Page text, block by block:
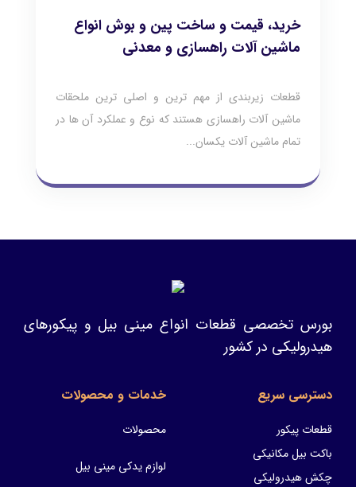
خرید، قیمت و ساخت پین و بوش انواع
ماشین آلات راهسازی و معدنی
قطعات زیربندی از مهم ترین و اصلی ترین ملحقات
ماشین آلات راهسازی هستند که نوع و عملکرد آن ها در
تمام ماشین آلات یکسان...
بورس تخصصی قطعات انواع مینی بیل و پیکورهای
هیدرولیکی در کشور
دسترسی سریع
قطعات پیکور
باکت بیل مکانیکی
چکش هیدرولیکی
خدمات و محصولات
محصولات
لوازم یدکی مینی بیل